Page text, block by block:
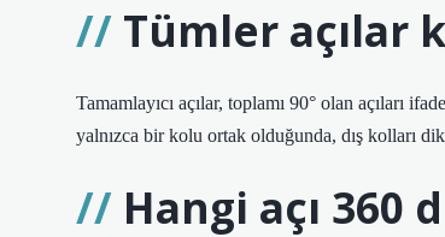
Tümler açılar
Tamamlayıcı açılar, toplamı 90° olan açıları
yalnızca bir kolu ortak olduğunda, dış kolları
Hangi açı 360